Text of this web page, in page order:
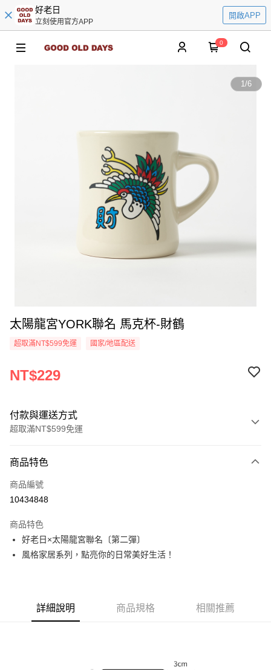
好老日
立刻使用官方APP
開啟APP
0
1/6
太陽龍宮YORK聯名 馬克杯-財鶴
超取滿NT$599免運 國家/地區配送
NT$229
付款與運送方式
超取滿NT$599免運
信用卡一次付款
超商取貨付款
Apple Pay
街口支付
Google Pay
AFTEE先享後付是「在收到商品之後才付款」的支付方式。 讓您購物簡單
商品特色
商品編號
10434848
商品特色
好老日×太陽龍宮聯名〔第二彈〕
風格家居系列，點亮你的日常美好生活！
詳細說明 商品規格 相關推薦